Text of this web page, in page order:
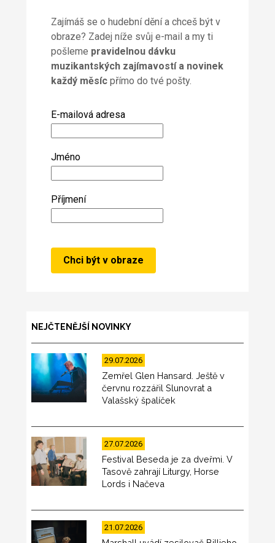
Zajímáš se o hudební dění a chceš být v
obraze? Zadej níže svůj e-mail a my ti
pošleme pravidelnou dávku
muzikantských zajímavostí a novinek
každý měsícpřímo do tvé pošty.
E-mailová adresa
Jméno
Příjmení
NEJČTENĚJŠÍ NOVINKY
29.07.2026
Zemřel Glen Hansard. Ještě v
červnu rozzářil Slunovrat a
Valašský špalíček
27.07.2026
Festival Beseda je za dveřmi. V
Tasově zahrají Liturgy, Horse
Lords i Načeva
21.07.2026